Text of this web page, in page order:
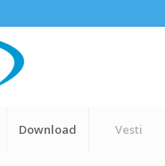
Download Vesti